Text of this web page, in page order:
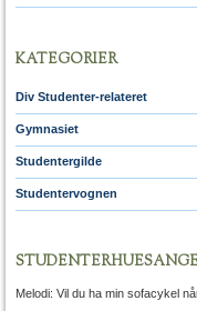
KATEGORIER
Div Studenter-relateret
Gymnasiet
Studentergilde
Studentervognen
Melodi: Vil du ha min sofacykel